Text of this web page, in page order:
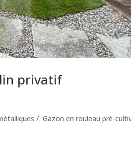
privatif
/ Gazon en rouleau pré-